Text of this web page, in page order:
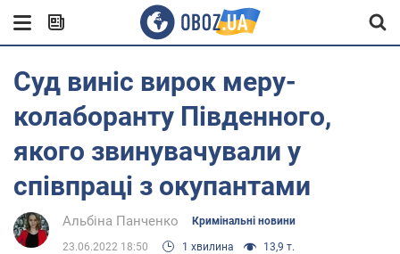
Суд виніс вирок меру-
колаборанту Південного,
якого звинувачували у
співпраці з окупантами
Альбіна Панченко Кримінальні новини
23.06.2022 18:50 1 хвилина 13,9 т.